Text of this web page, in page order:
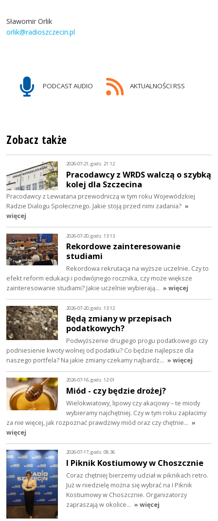
Sławomir Orlik
orlik@radioszczecin.pl
PODCAST AUDIO AKTUALNOŚCI RSS
Zobacz także
2026-07-21, godz. 21:12
Pracodawcy z WRDS walczą o szybką
kolej dla Szczecina
Pracodawcy z Lewiatana przewodniczą w tym roku Wojewódzkiej
Radzie Dialogu Społecznego. Jakie stoją przed nimi zadania? »
więcej
2026-07-20, godz. 13:13
Rekordowe zainteresowanie
studiami
Rekordowa rekrutacja na wyższe uczelnie. Czy to
efekt reform edukacji i podwójnego rocznika, czy może większe
zainteresowanie studiami? Jakie uczelnie wybierają… » więcej
2026-07-20, godz. 13:12
Będą zmiany w przepisach
podatkowych?
Podwyższenie drugiego progu podatkowego czy
podniesienie kwoty wolnej od podatku? Co będzie najlepsze dla
naszego portfela? Na jakie zmiany czekamy najbardz… » więcej
2026-07-16, godz. 12:01
Miód - czy będzie drożej?
Wielokwiatowy, lipowy czy akacjowy – te miody
wybieramy najchętniej. Czy w tym roku zapłacimy
za nie więcej, jak rozpoznać prawdziwy miód oraz czy chętnie… »
więcej
2026-07-17, godz. 08:36
I Piknik Kostiumowy w Choszcznie
Coraz chętniej bierzemy udział w piknikach retro.
Już w niedzielę można się wybrać na I Piknik
Kostiumowy w Choszcznie. Organizatorzy
zapraszają w okolice… » więcej